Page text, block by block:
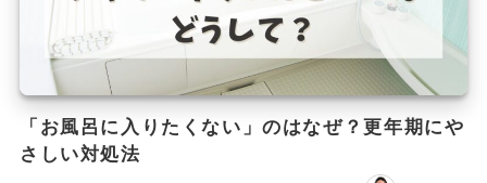
「お風呂に入りたくない」のはなぜ？更年期にや
さしい対処法